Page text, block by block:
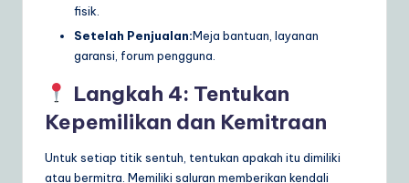
fisik.
Setelah Penjualan:Meja bantuan, layanan
garansi, forum pengguna.
Langkah 4: Tentukan
Kepemilikan dan Kemitraan
Untuk setiap titik sentuh, tentukan apakah itu dimiliki
atau bermitra. Memiliki saluran memberikan kendali